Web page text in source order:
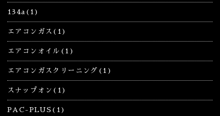
134a(1)
エアコンガス(1)
エアコンオイル(1)
エアコンガスクリーニング(1)
スナップオン(1)
PAC-PLUS(1)